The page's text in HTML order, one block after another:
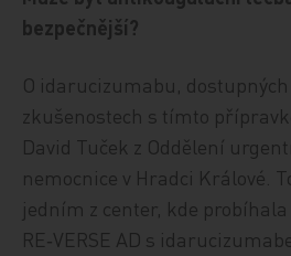
bezpečnější?
O idarucizumabu,
zkušenostech s tímto
David Tuček z Oddělení
nemocnice v Hradci Králové.
jedním z center, kde
RE‑VERSE AD s